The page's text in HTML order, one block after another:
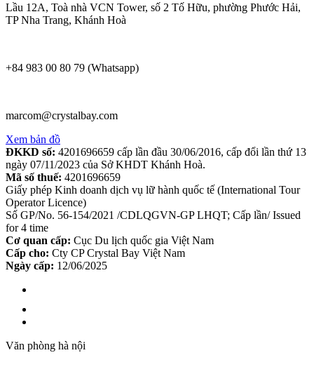
Lầu 12A, Toà nhà VCN Tower, số 2 Tố Hữu, phường Phước Hải,
TP Nha Trang, Khánh Hoà
+84 983 00 80 79 (Whatsapp)
marcom@crystalbay.com
Xem bản đồ
ĐKKD số: 4201696659 cấp lần đầu 30/06/2016, cấp đổi lần thứ 13
ngày 07/11/2023 của Sở KHDT Khánh Hoà.
Mã số thuế: 4201696659
Giấy phép Kinh doanh dịch vụ lữ hành quốc tế (International Tour
Operator Licence)
Số GP/No. 56-154/2021 /CDLQGVN-GP LHQT; Cấp lần/ Issued
for 4 time
Cơ quan cấp: Cục Du lịch quốc gia Việt Nam
Cấp cho: Cty CP Crystal Bay Việt Nam
Ngày cấp: 12/06/2025
Văn phòng hà nội